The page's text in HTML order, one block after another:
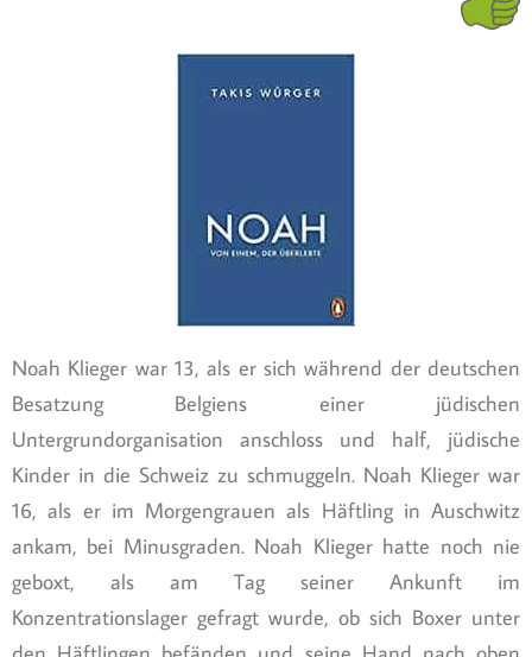
Noah Klieger war 13, als er sich während der deutschen
Besatzung Belgiens einer jüdischen
Untergrundorganisation anschloss und half, jüdische
Kinder in die Schweiz zu schmuggeln. Noah Klieger war
16, als er im Morgengrauen als Häftling in Auschwitz
ankam, bei Minusgraden. Noah Klieger hatte noch nie
geboxt, als am Tag seiner Ankunft im
Konzentrationslager gefragt wurde, ob sich Boxer unter